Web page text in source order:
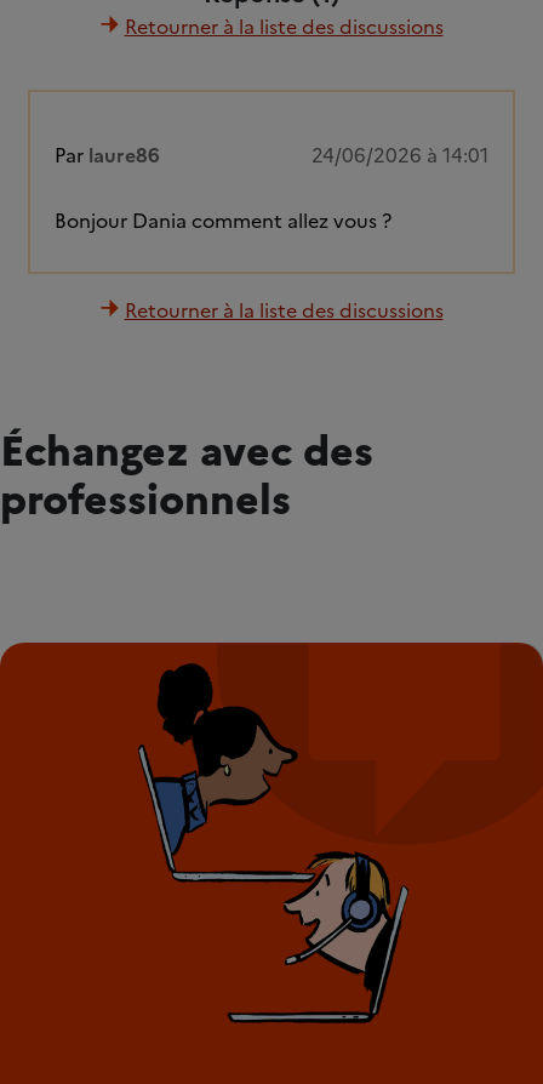
Retourner à la liste des discussions
Par laure86 24/06/2026 à 14:01
Bonjour Dania comment allez vous ?
Retourner à la liste des discussions
Échangez avec des
professionnels